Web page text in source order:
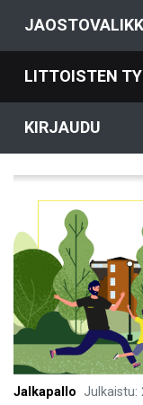
LITTOISTEN
KIRJAUDU
Jalkapallo Julkaistu: